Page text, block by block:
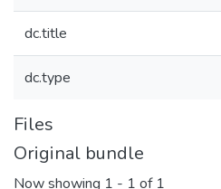
dc.title
dc.type
Files
Original bundle
Now showing 1 - 1 of 1